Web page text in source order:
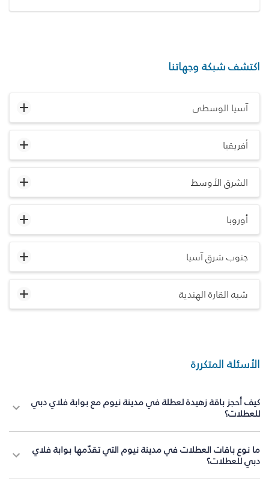
اكتشف شبكة وجهاتنا
آسيا الوسطى
أفريقيا
الشرق الأوسط
أوروبا
جنوب شرق آسيا
شبه القارة الهندية
الأسئلة المتكررة
كيف أحجز باقة زهيدة لعطلة في مدينة نيوم مع بوابة فلاي دبي
للعطلات؟
ما نوع باقات العطلات في مدينة نيوم التي تقدّمها بوابة فلاي
دبي للعطلات؟